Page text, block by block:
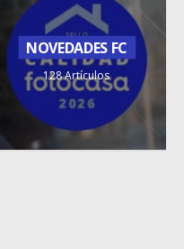
NOVEDADES FC
128 Artículos